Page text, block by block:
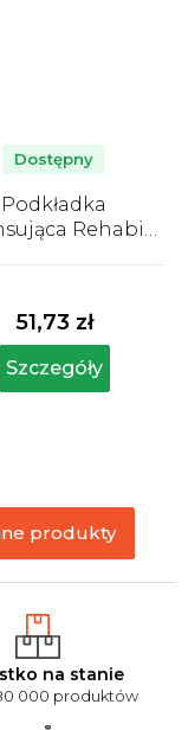
na stanie
000 produktów
Podkładka
Rehabiq,
produktu
wynosi
4,9
na
Dostępny
51,73 zł
Szczegóły
produkty